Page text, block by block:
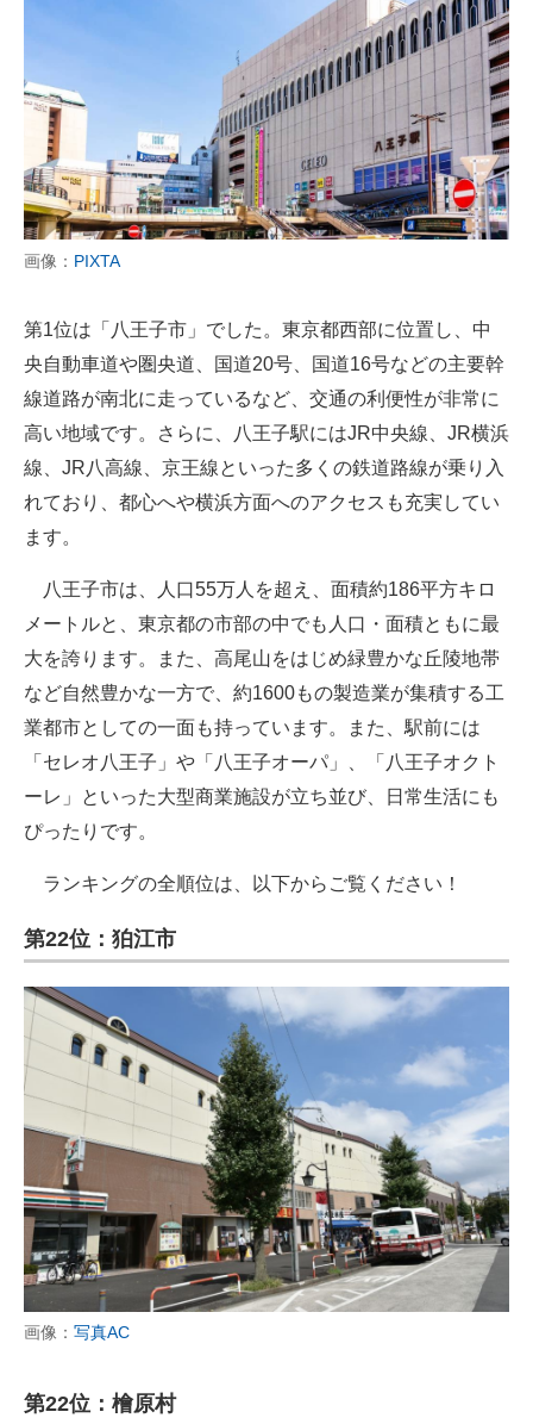
画像： PIXTA
第1位は「八王子市」でした。東京都西部に位置し、中
央自動車道や圏央道、国道20号、国道16号などの主要幹
線道路が南北に走っているなど、交通の利便性が非常に
高い地域です。さらに、八王子駅にはJR中央線、JR横浜
線、JR八高線、京王線といった多くの鉄道路線が乗り入
れており、都心へや横浜方面へのアクセスも充実してい
ます。
八王子市は、人口55万人を超え、面積約186平方キロ
メートルと、東京都の市部の中でも人口・面積ともに最
大を誇ります。また、高尾山をはじめ緑豊かな丘陵地帯
など自然豊かな一方で、約1600もの製造業が集積する工
業都市としての一面も持っています。また、駅前には
「セレオ八王子」や「八王子オーパ」、「八王子オクト
ーレ」といった大型商業施設が立ち並び、日常生活にも
ぴったりです。
ランキングの全順位は、以下からご覧ください！
第22位：狛江市
画像： 写真AC
第22位：檜原村